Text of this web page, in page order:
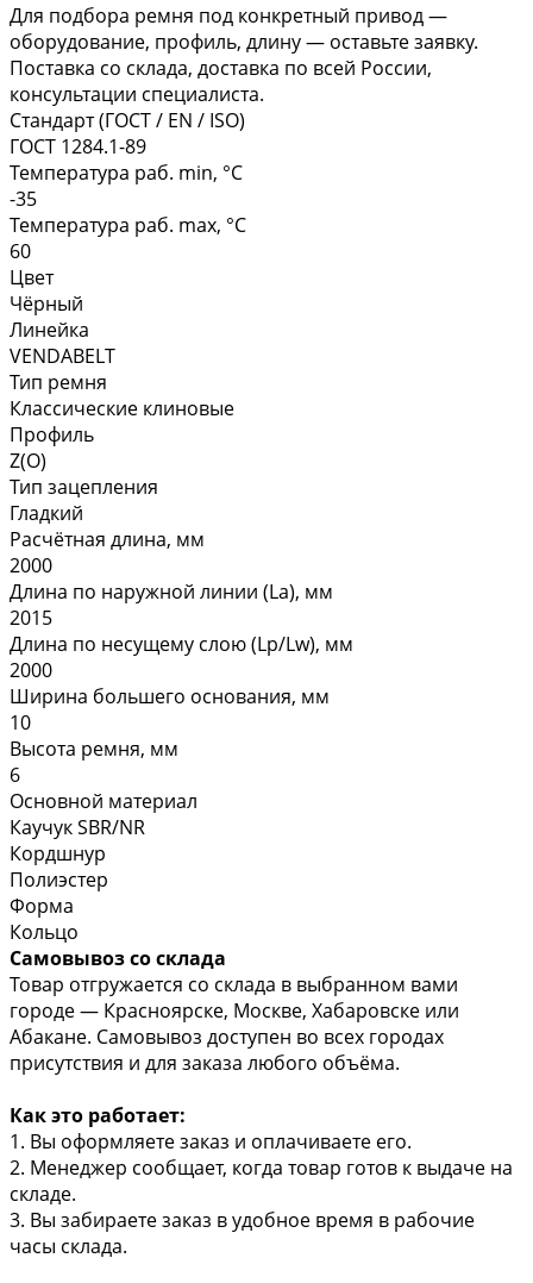
Для подбора ремня под конкретный привод —
оборудование, профиль, длину — оставьте заявку.
Поставка со склада, доставка по всей России,
консультации специалиста.
Стандарт (ГОСТ / EN / ISO)
ГОСТ 1284.1-89
Температура раб. min, °C
-35
Температура раб. max, °C
60
Цвет
Чёрный
Линейка
VENDABELT
Тип ремня
Классические клиновые
Профиль
Z(O)
Тип зацепления
Гладкий
Расчётная длина, мм
2000
Длина по наружной линии (La), мм
2015
Длина по несущему слою (Lp/Lw), мм
2000
Ширина большего основания, мм
10
Высота ремня, мм
6
Основной материал
Каучук SBR/NR
Кордшнур
Полиэстер
Форма
Кольцо
Самовывоз со склада
Товар отгружается со склада в выбранном вами
городе — Красноярске, Москве, Хабаровске или
Абакане. Самовывоз доступен во всех городах
присутствия и для заказа любого объёма.
Как это работает:
1. Вы оформляете заказ и оплачиваете его.
2. Менеджер сообщает, когда товар готов к выдаче на
складе.
3. Вы забираете заказ в удобное время в рабочие
часы склада.